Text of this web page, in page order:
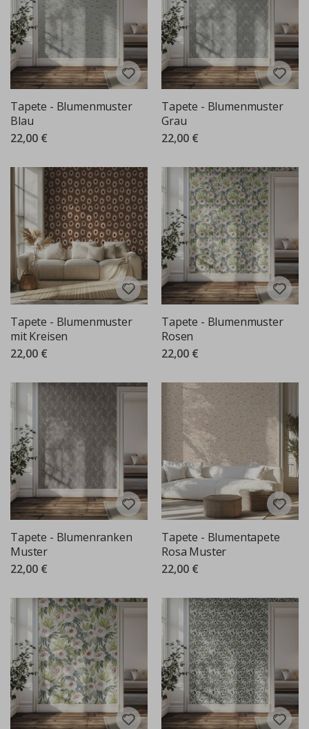
Tapete - Blumenmuster
Blau
22,00 €
Tapete - Blumenmuster
Grau
22,00 €
Tapete - Blumenmuster
mit Kreisen
22,00 €
Tapete - Blumenmuster
Rosen
22,00 €
Tapete - Blumenranken
Muster
22,00 €
Tapete - Blumentapete
Rosa Muster
22,00 €